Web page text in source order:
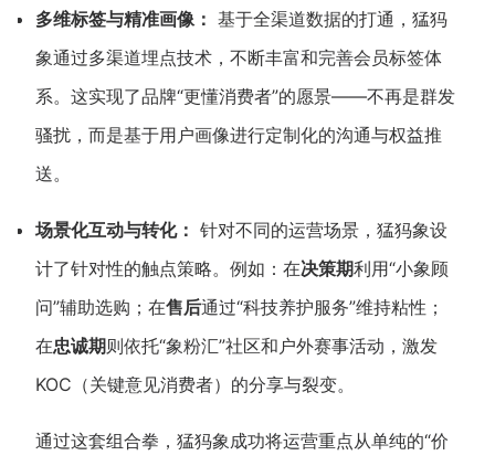
多维标签与精准画像： 基于全渠道数据的打通，猛犸
象通过多渠道埋点技术，不断丰富和完善会员标签体
系。这实现了品牌“更懂消费者”的愿景——不再是群发
骚扰，而是基于用户画像进行定制化的沟通与权益推
送。
场景化互动与转化： 针对不同的运营场景，猛犸象设
计了针对性的触点策略。例如：在决策期利用“小象顾
问”辅助选购；在售后通过“科技养护服务”维持粘性；
在忠诚期则依托“象粉汇”社区和户外赛事活动，激发
KOC（关键意见消费者）的分享与裂变。
通过这套组合拳，猛犸象成功将运营重点从单纯的“价